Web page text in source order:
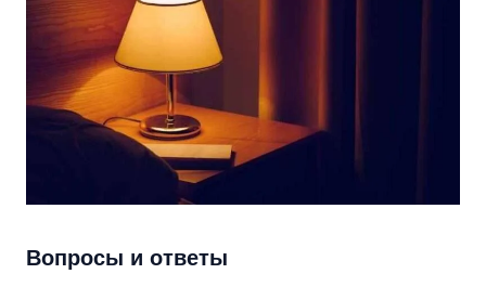
Вопросы и ответы